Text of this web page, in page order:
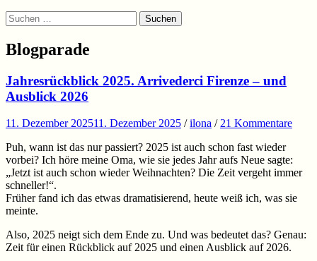
Suchen
Suchen
nach:
Blogparade
Jahresrückblick 2025. Arrivederci Firenze – und
Ausblick 2026
11. Dezember 202511. Dezember 2025 /ilona / 21 Kommentare
Puh, wann ist das nur passiert? 2025 ist auch schon fast wieder
vorbei? Ich höre meine Oma, wie sie jedes Jahr aufs Neue sagte:
„Jetzt ist auch schon wieder Weihnachten? Die Zeit vergeht immer
schneller!“.
Früher fand ich das etwas dramatisierend, heute weiß ich, was sie
meinte.
Also, 2025 neigt sich dem Ende zu. Und was bedeutet das? Genau:
Zeit für einen Rückblick auf 2025 und einen Ausblick auf 2026.